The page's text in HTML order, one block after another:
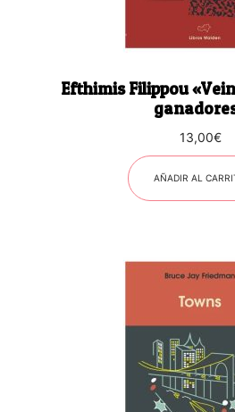
Efthimis Filippou
13,00€
AÑADIR AL